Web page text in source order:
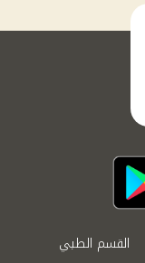
القسم الطبي